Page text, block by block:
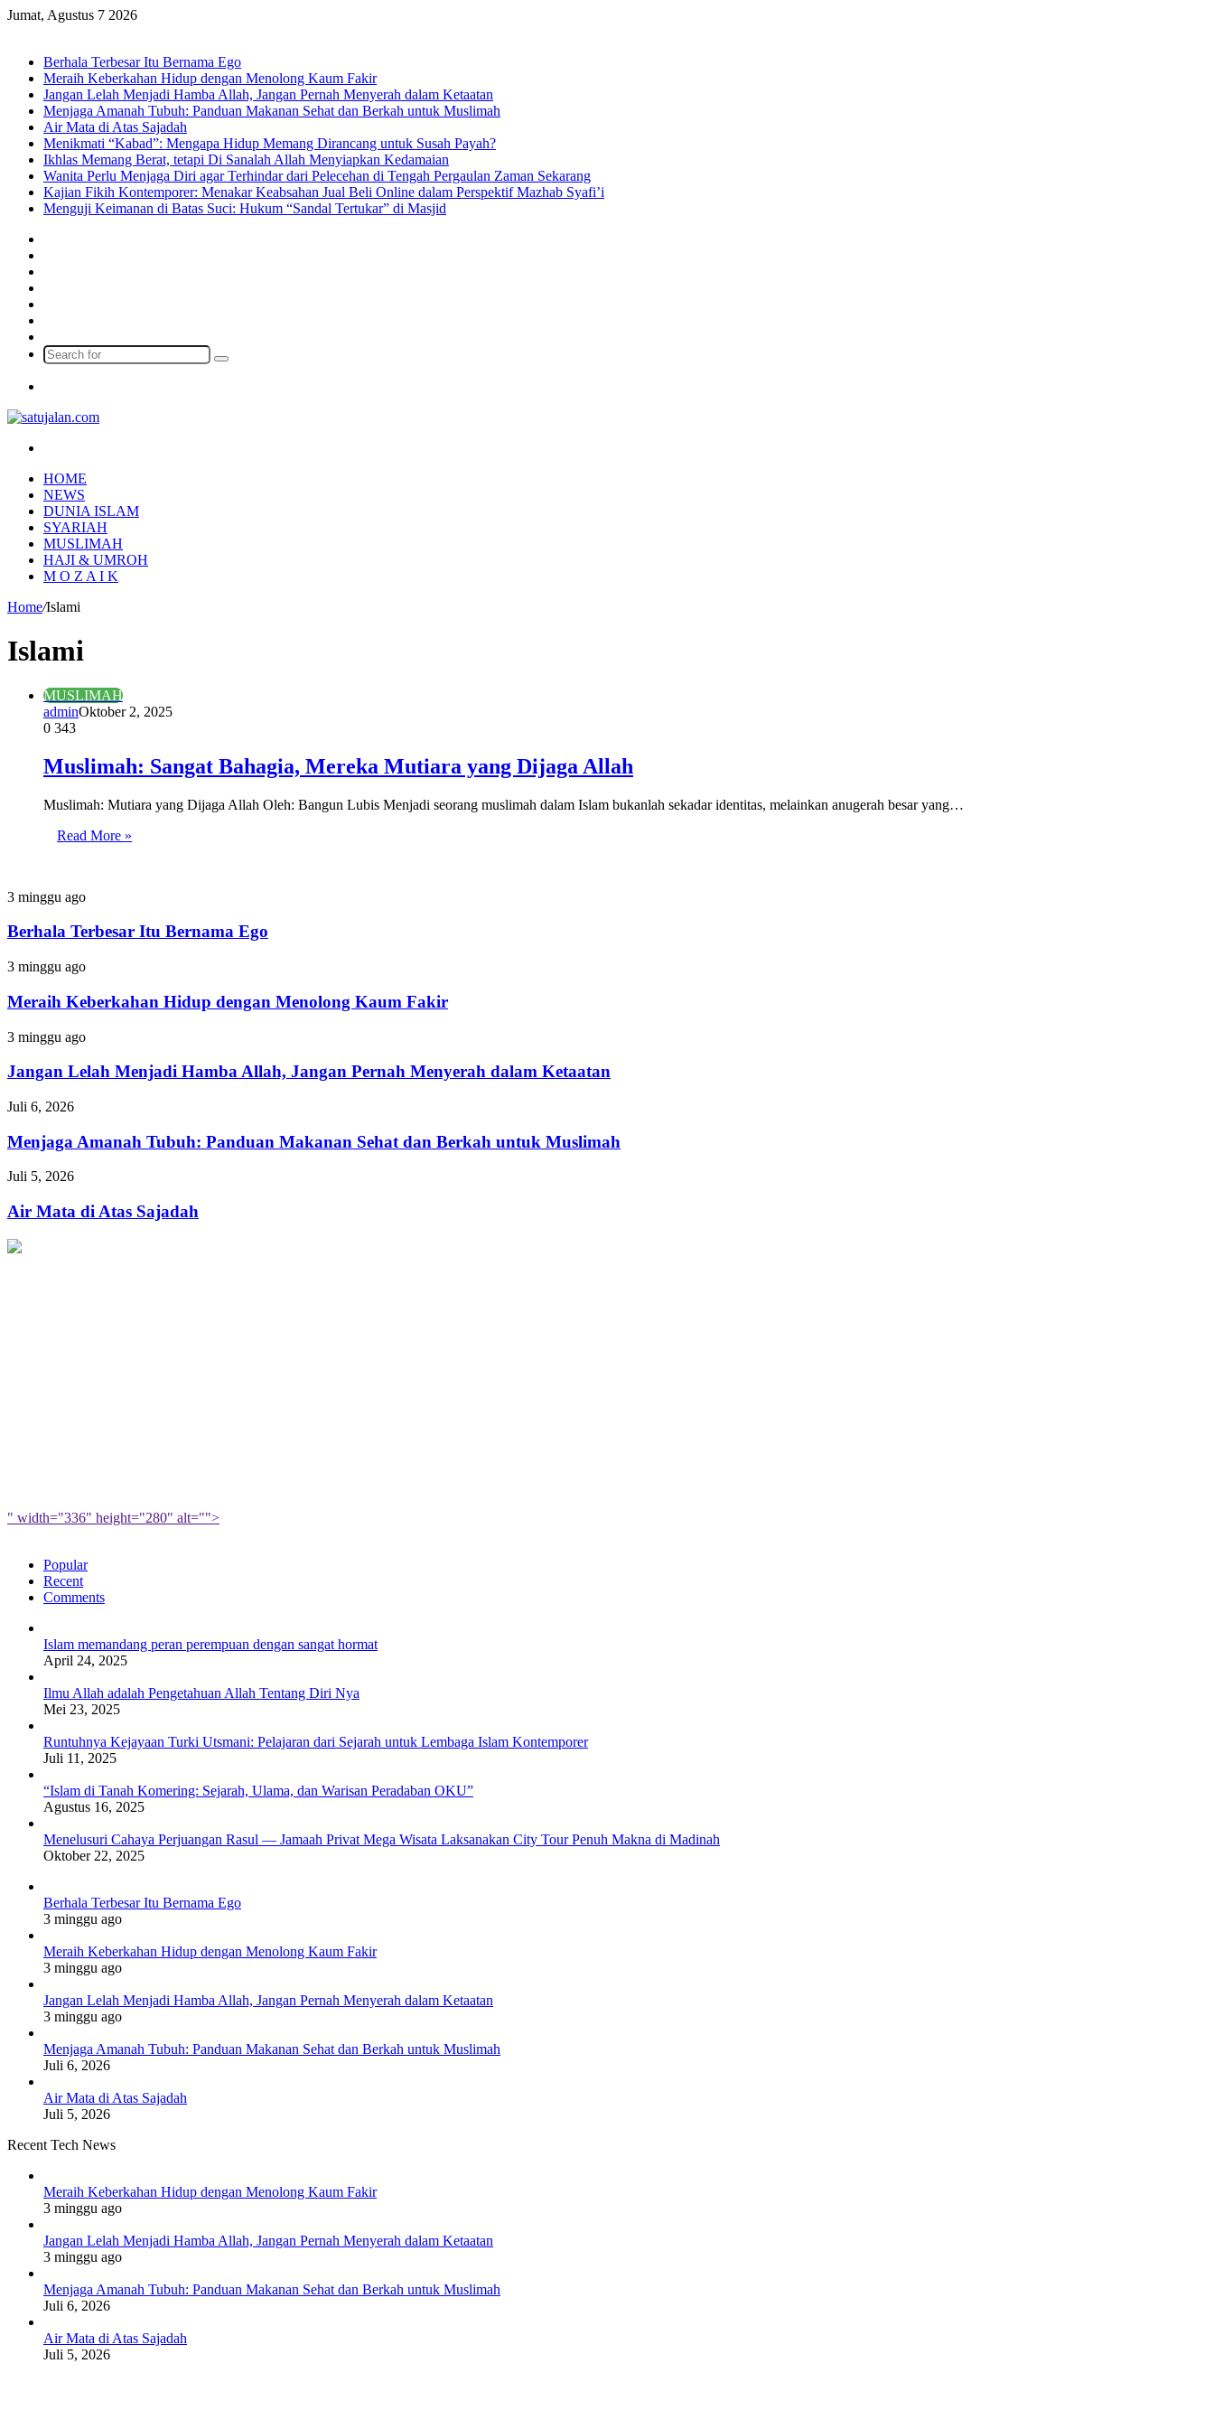
Jumat, Agustus 7 2026
Berhala Terbesar Itu Bernama Ego
Meraih Keberkahan Hidup dengan Menolong Kaum Fakir
Jangan Lelah Menjadi Hamba Allah, Jangan Pernah Menyerah dalam Ketaatan
Menjaga Amanah Tubuh: Panduan Makanan Sehat dan Berkah untuk Muslimah
Air Mata di Atas Sajadah
Menikmati “Kabad”: Mengapa Hidup Memang Dirancang untuk Susah Payah?
Ikhlas Memang Berat, tetapi Di Sanalah Allah Menyiapkan Kedamaian
Wanita Perlu Menjaga Diri agar Terhindar dari Pelecehan di Tengah Pergaulan Zaman Sekarang
Kajian Fikih Kontemporer: Menakar Keabsahan Jual Beli Online dalam Perspektif Mazhab Syafi’i
Menguji Keimanan di Batas Suci: Hukum “Sandal Tertukar” di Masjid
Search
HOME
NEWS
DUNIA ISLAM
SYARIAH
MUSLIMAH
HAJI & UMROH
M O Z A I K
Home/Islami
Islami
MUSLIMAH
adminOktober 2, 2025
0 343
Muslimah: Sangat Bahagia, Mereka Mutiara yang Dijaga Allah
Muslimah: Mutiara yang Dijaga Allah Oleh: Bangun Lubis Menjadi seorang muslimah dalam Islam bukanlah sekadar identitas, melainkan anugerah besar yang…
Read More »
Berhala
Itu
Ego
3 minggu ago
Berhala Terbesar Itu Bernama Ego
Meraih
Hidup
dengan
Menolong
Kaum
Fakir
3 minggu ago
Meraih Keberkahan Hidup dengan Menolong Kaum Fakir
Jangan
Menjadi
Hamba
Allah,
Jangan
Pernah
Menyerah
Ketaatan
3 minggu ago
Jangan Lelah Menjadi Hamba Allah, Jangan Pernah Menyerah dalam Ketaatan
Menjaga
Tubuh:
Panduan
Makanan
dan
Berkah
untuk
Muslimah
Juli 6, 2026
Menjaga Amanah Tubuh: Panduan Makanan Sehat dan Berkah untuk Muslimah
Air
di
Atas
Sajadah
Juli 5, 2026
Air Mata di Atas Sajadah
" width="336" height="280" alt="">
Popular
Recent
Comments
Islam memandang peran perempuan dengan sangat hormat
April 24, 2025
Ilmu Allah adalah Pengetahuan Allah Tentang Diri Nya
Mei 23, 2025
Runtuhnya Kejayaan Turki Utsmani: Pelajaran dari Sejarah untuk Lembaga Islam Kontemporer
Juli 11, 2025
“Islam di Tanah Komering: Sejarah, Ulama, dan Warisan Peradaban OKU”
Agustus 16, 2025
Menelusuri Cahaya Perjuangan Rasul — Jamaah Privat Mega Wisata Laksanakan City Tour Penuh Makna di Madinah
Oktober 22, 2025
Berhala Terbesar Itu Bernama Ego
3 minggu ago
Meraih Keberkahan Hidup dengan Menolong Kaum Fakir
3 minggu ago
Jangan Lelah Menjadi Hamba Allah, Jangan Pernah Menyerah dalam Ketaatan
3 minggu ago
Menjaga Amanah Tubuh: Panduan Makanan Sehat dan Berkah untuk Muslimah
Juli 6, 2026
Air Mata di Atas Sajadah
Juli 5, 2026
Recent Tech News
Meraih Keberkahan Hidup dengan Menolong Kaum Fakir
3 minggu ago
Jangan Lelah Menjadi Hamba Allah, Jangan Pernah Menyerah dalam Ketaatan
3 minggu ago
Menjaga Amanah Tubuh: Panduan Makanan Sehat dan Berkah untuk Muslimah
Juli 6, 2026
Air Mata di Atas Sajadah
Juli 5, 2026